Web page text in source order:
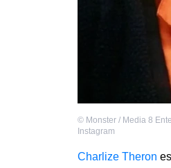
© Monster / Media 8
Instagram
Charlize Theron